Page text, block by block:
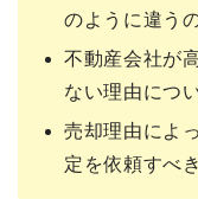
のように違う
不動産会社が
ない理由につ
売却理由によ
定を依頼すべ